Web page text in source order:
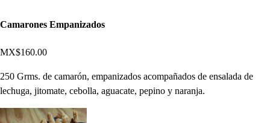
Camarones Empanizados
MX$160.00
250 Grms. de camarón, empanizados acompañados de ensalada de
lechuga, jitomate, cebolla, aguacate, pepino y naranja.